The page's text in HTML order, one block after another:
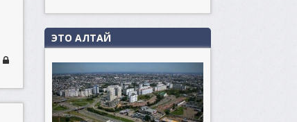
ЭТО АЛТАЙ